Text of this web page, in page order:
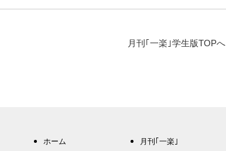
月刊｢一楽｣学生版TOPへ
ホーム 月刊｢一楽｣